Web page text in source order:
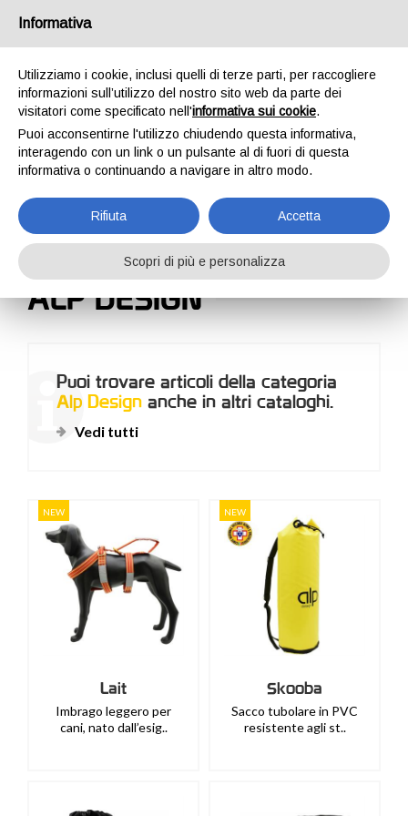
MARCHI DISTRIBUITI
ALP DESIGN
Puoi trovare articoli della categoria
Alp Design anche in altri cataloghi.
Vedi tutti
NEW
Lait
Imbrago leggero per
cani, nato dall’esig..
NEW
Skooba
Sacco tubolare in PVC
resistente agli st..
Informativa
Utilizziamo i cookie, inclusi quelli di terze parti, per raccogliere
informazioni sull’utilizzo del nostro sito web da parte dei
visitatori come specificato nell'informativa sui cookie.
Puoi acconsentirne l'utilizzo chiudendo questa informativa,
interagendo con un link o un pulsante al di fuori di questa
informativa o continuando a navigare in altro modo.
Rifiuta Accetta
Scopri di più e personalizza